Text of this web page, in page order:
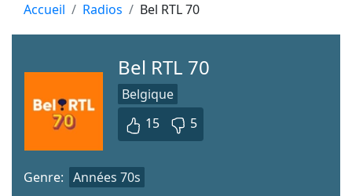
Accueil Radios Bel RTL 70
Bel RTL 70
Belgique
15
5
Genre: Années 70s